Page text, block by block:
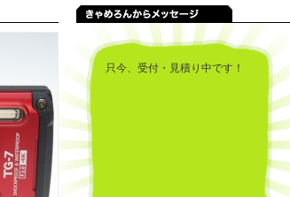
只今、受付・見積り中です！